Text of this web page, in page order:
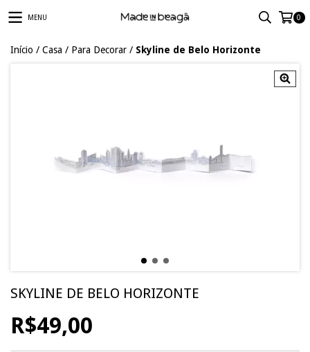
MENU 0
Início / Casa / Para Decorar / Skyline de Belo Horizonte
SKYLINE DE BELO HORIZONTE
R$49,00